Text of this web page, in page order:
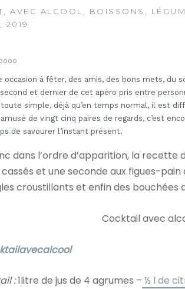
AVEC ALCOOL BOISSONS
2019
à fêter, des amis, des bons mets, du
et dernier de cet apéro pris entre
simple, déjà qu’en temps normal, il est
de vingt cinq paires de regards, c’est
de savourer l’instant présent.
dans l’ordre d’apparition, la recette
et une seconde aux figues-pain
croustillants et enfin des bouchées
Cocktail avec
:1litre de jus de 4 agrumes – ½ l de